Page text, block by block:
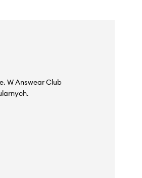
W Answear Club